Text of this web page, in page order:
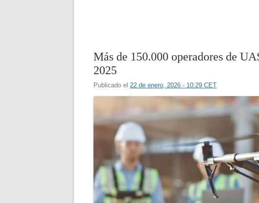
Más de 150.000 operadores de
2025
Publicado el 22 de enero, 2026 - 10:29 CET